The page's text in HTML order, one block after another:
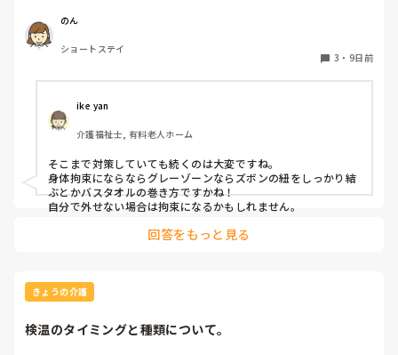
一緒に家を探すは、流石に無理です。無いことを報告して、ス
ルーするか、持ってきてもらう。位じゃないかな？無かった時
で、取っていって下さい。と言われる方が助かります。例え
ば、義母が届かない靴棚の上とか、裏の倉庫とか？
利用者の家に予定外の５分滞在しただけで、後ろの迎えに行く
人に対して、結構ガタガタ状態になってしまいます。
ミトンはできません。
両手の甲に皮下出血があり皮膚がものすごく弱いです。
色々試しました。
介護服を試そうと意見がありましたが伸びない素材しかない
ので服を着てる最中に剥離の恐れで出来ないです。
何をしてもいじります。
対処法はもうないでしょうか？
のん
ショートステイ
3 ・ 9日前
ike yan
介護福祉士, 有料老人ホーム
そこまで対策していても続くのは大変ですね。
身体拘束にならならグレーゾーンならズボンの紐をしっかり結
ぶとかバスタオルの巻き方ですかね！
自分で外せない場合は拘束になるかもしれません。
回答をもっと見る
きょうの介護
検温のタイミングと種類について。